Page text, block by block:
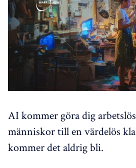
AI kommer göra dig
människor till en värdelös
kommer det aldrig bli.